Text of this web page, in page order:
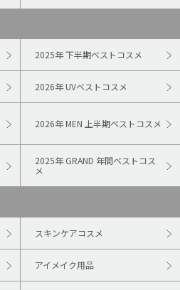
2025年 下半期ベストコスメ
2026年 UVベストコスメ
2026年 MEN 上半期ベストコスメ
2025年 GRAND 年間ベストコス
メ
スキンケアコスメ
アイメイク用品